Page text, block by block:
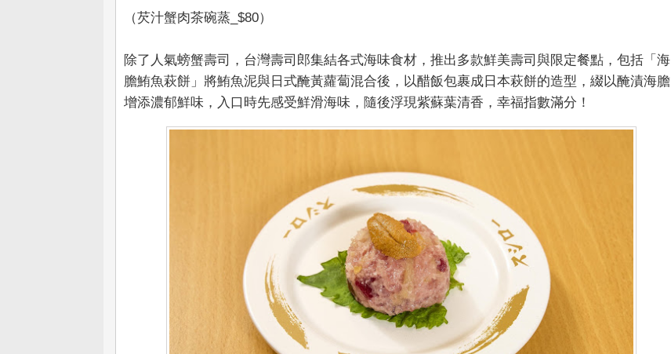
（芡汁蟹肉茶碗蒸_$80）
除了人氣螃蟹壽司，台灣壽司郎集結各式海味食材，推出多款鮮美壽司與限定餐點，包括「海
膽鮪魚萩餅」將鮪魚泥與日式醃黃蘿蔔混合後，以醋飯包裹成日本萩餅的造型，綴以醃漬海膽
增添濃郁鮮味，入口時先感受鮮滑海味，隨後浮現紫蘇葉清香，幸福指數滿分！